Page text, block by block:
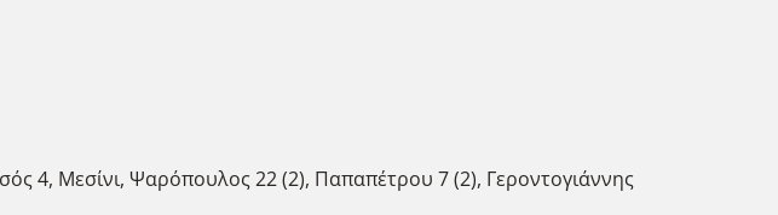
4, Μεσίνι, Ψαρόπουλος 22 (2), Παπαπέτρου 7 (2), Γεροντογιάννης